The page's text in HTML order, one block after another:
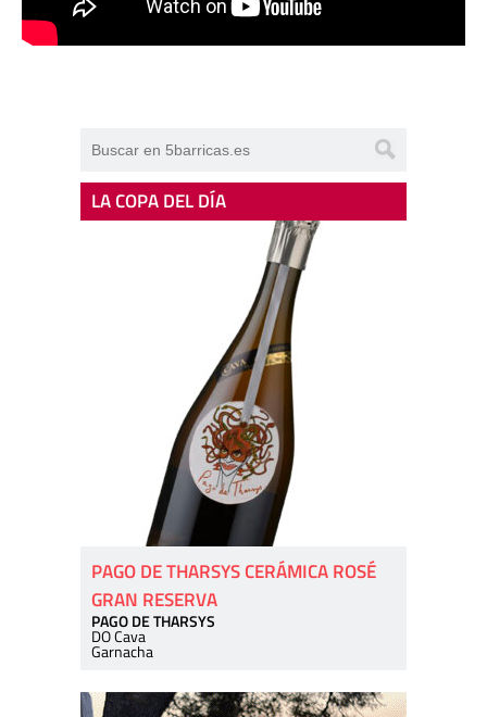
LA COPA DEL DÍA
PAGO DE THARSYS CERÁMICA ROSÉ
GRAN RESERVA
PAGO DE THARSYS
DO Cava
Garnacha